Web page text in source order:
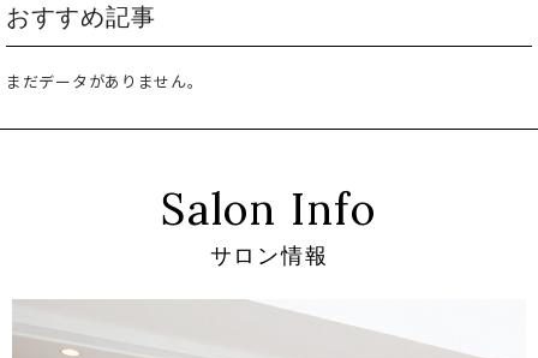
おすすめ記事
まだデータがありません。
Salon Info
サロン情報